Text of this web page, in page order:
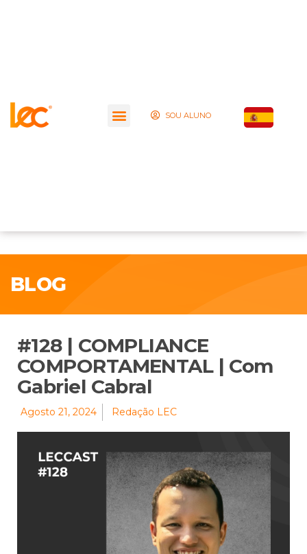
SOU ALUNO
BLOG
#128 | COMPLIANCE
COMPORTAMENTAL | Com
Gabriel Cabral
Agosto 21, 2024 Redação LEC